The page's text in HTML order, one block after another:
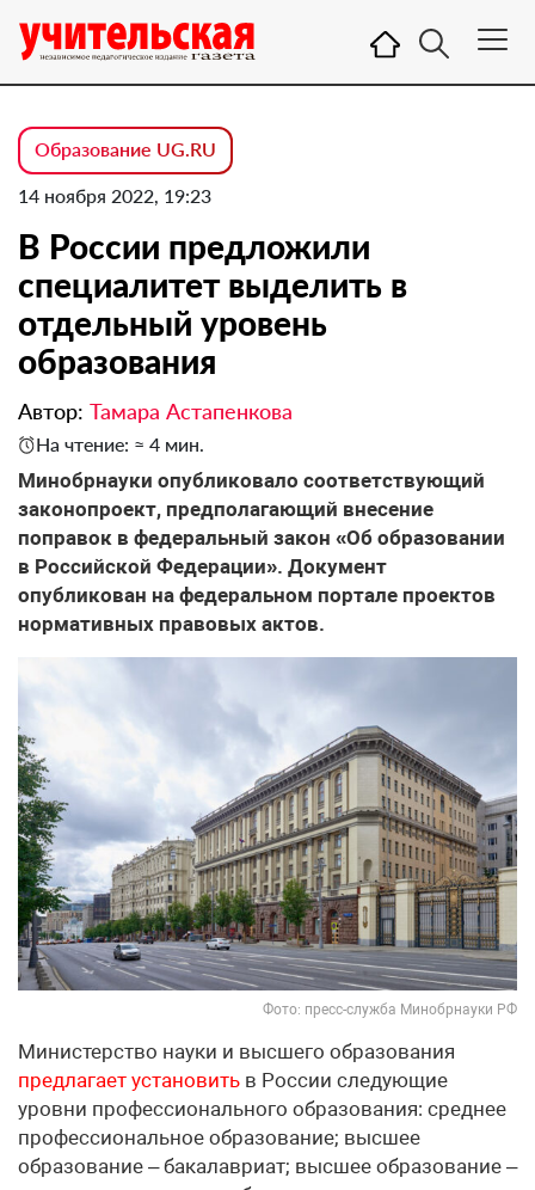
Образование UG.RU
14 ноября 2022, 19:23
В России предложили
специалитет выделить в
отдельный уровень
образования
Автор: Тамара Астапенкова
На чтение: ≈ 4 мин.
Минобрнауки опубликовало соответствующий
законопроект, предполагающий внесение
поправок в федеральный закон «Об образовании
в Российской Федерации». Документ
опубликован на федеральном портале проектов
нормативных правовых актов.
Фото: пресс-служба Минобрнауки РФ
Министерство науки и высшего образования
предлагает установить в России следующие
уровни профессионального образования: среднее
профессиональное образование; высшее
образование – бакалавриат; высшее образование –